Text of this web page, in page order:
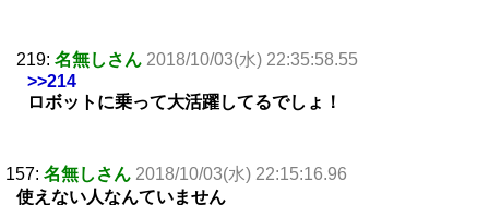
219: 名無しさん 2018/10/03(水) 22:35:58.55
>>214
ロボットに乗って大活躍してるでしょ！
157: 名無しさん 2018/10/03(水) 22:15:16.96
使えない人なんていません